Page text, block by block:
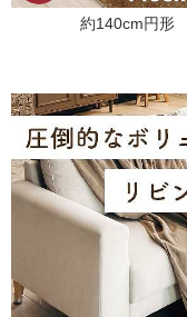
約140cm円形